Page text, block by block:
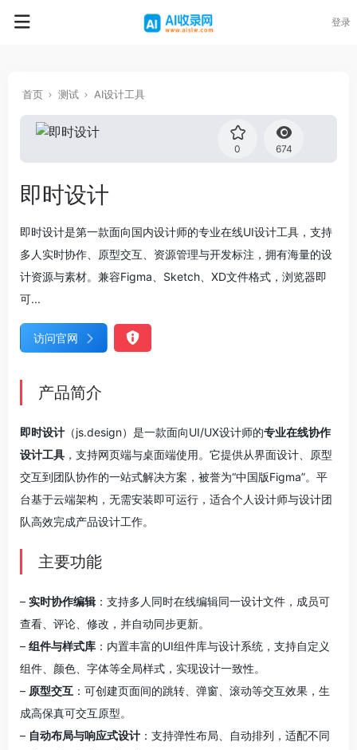
登录
首页 测试 AI设计工具
0 674
即时设计
即时设计是第一款面向国内设计师的专业在线UI设计工具，支持
多人实时协作、原型交互、资源管理与开发标注，拥有海量的设
计资源与素材。兼容Figma、Sketch、XD文件格式，浏览器即
可...
访问官网
产品简介
即时设计 （js.design）是一款面向UI/UX设计师的专业在线协作
设计工具 ，支持网页端与桌面端使用。它提供从界面设计、原型
交互到团队协作的一站式解决方案，被誉为“中国版Figma”。平
台基于云端架构，无需安装即可运行，适合个人设计师与设计团
队高效完成产品设计工作。
主要功能
– 实时协作编辑 ：支持多人同时在线编辑同一设计文件，成员可
查看、评论、修改，并自动同步更新。
– 组件与样式库 ：内置丰富的UI组件库与设计系统，支持自定义
组件、颜色、字体等全局样式，实现设计一致性。
– 原型交互 ：可创建页面间的跳转、弹窗、滚动等交互效果，生
成高保真可交互原型。
– 自动布局与响应式设计 ：支持弹性布局、自动排列，适配不同